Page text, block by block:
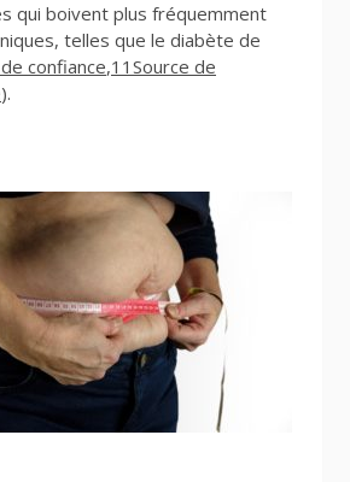
qui boivent plus fréquemment
telles que le diabète de
confiance,11 Source de
).